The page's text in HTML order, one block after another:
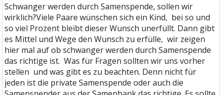
Schwanger werden durch Samenspende, sollen wir
wirklich?Viele Paare wünschen sich ein Kind, bei so und
so viel Prozent bleibt dieser Wunsch unerfüllt. Dann gibt
es Mittel und Wege den Wunsch zu erfülle, wir zeigen
hier mal auf ob schwanger werden durch Samenspende
das richtige ist. Was für Fragen sollten wir uns vorher
stellen und was gibt es zu beachten. Denn nicht für
jeden ist die private Samenspende oder auch die